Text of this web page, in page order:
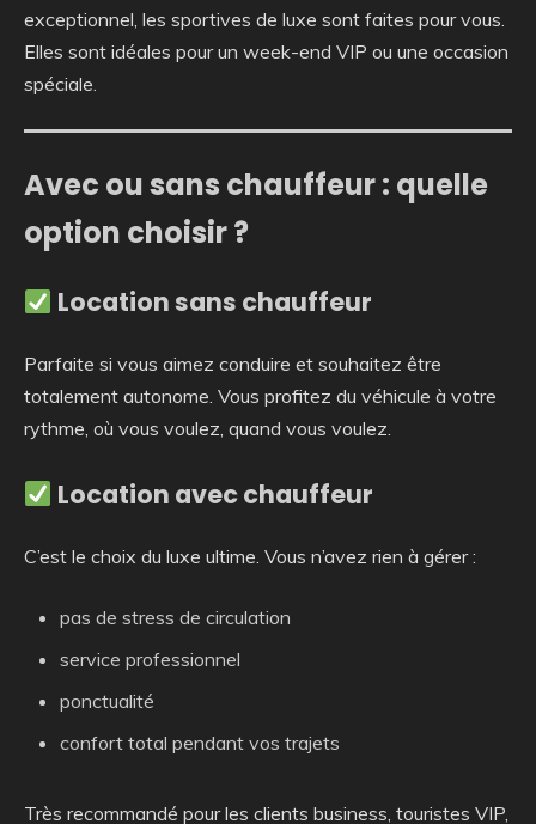
exceptionnel, les sportives de luxe sont faites pour vous.
Elles sont idéales pour un week-end VIP ou une occasion
spéciale.
Avec ou sans chauffeur : quelle
option choisir ?
Location sans chauffeur
Parfaite si vous aimez conduire et souhaitez être
totalement autonome. Vous profitez du véhicule à votre
rythme, où vous voulez, quand vous voulez.
Location avec chauffeur
C’est le choix du luxe ultime. Vous n’avez rien à gérer :
pas de stress de circulation
service professionnel
ponctualité
confort total pendant vos trajets
Très recommandé pour les clients business, touristes VIP,